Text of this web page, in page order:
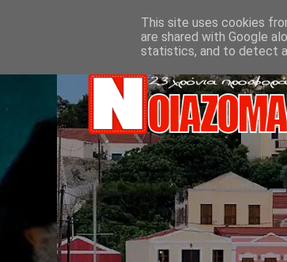
This site uses cookies
are shared with Google
statistics, and to detect